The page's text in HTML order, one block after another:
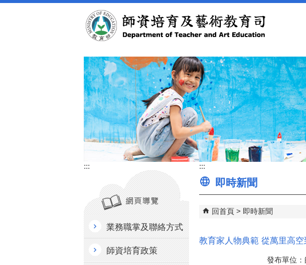
:::
業務職掌及聯絡方式
師資培育政策
:::
即時新聞
回首頁 即時新聞
教育家人物典範 從萬里高
發布單位